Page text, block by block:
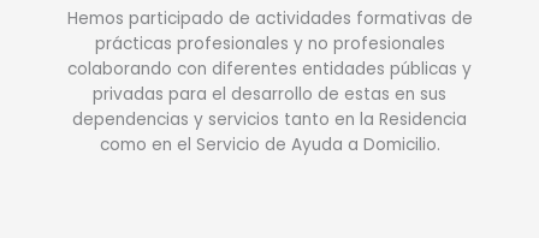
Hemos participado de actividades formativas de
prácticas profesionales y no profesionales
colaborando con diferentes entidades públicas y
privadas para el desarrollo de estas en sus
dependencias y servicios tanto en la Residencia
como en el Servicio de Ayuda a Domicilio.